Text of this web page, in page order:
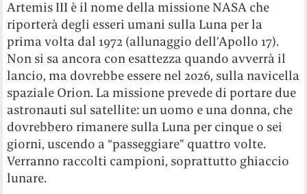
Artemis III è il nome della missione NASA che
riporterà degli esseri umani sulla Luna per la
prima volta dal 1972 (allunaggio dell’Apollo 17).
Non si sa ancora con esattezza quando avverrà il
lancio, ma dovrebbe essere nel 2026, sulla navicella
spaziale Orion. La missione prevede di portare due
astronauti sul satellite: un uomo e una donna, che
dovrebbero rimanere sulla Luna per cinque o sei
giorni, uscendo a “passeggiare” quattro volte.
Verranno raccolti campioni, soprattutto ghiaccio
lunare.